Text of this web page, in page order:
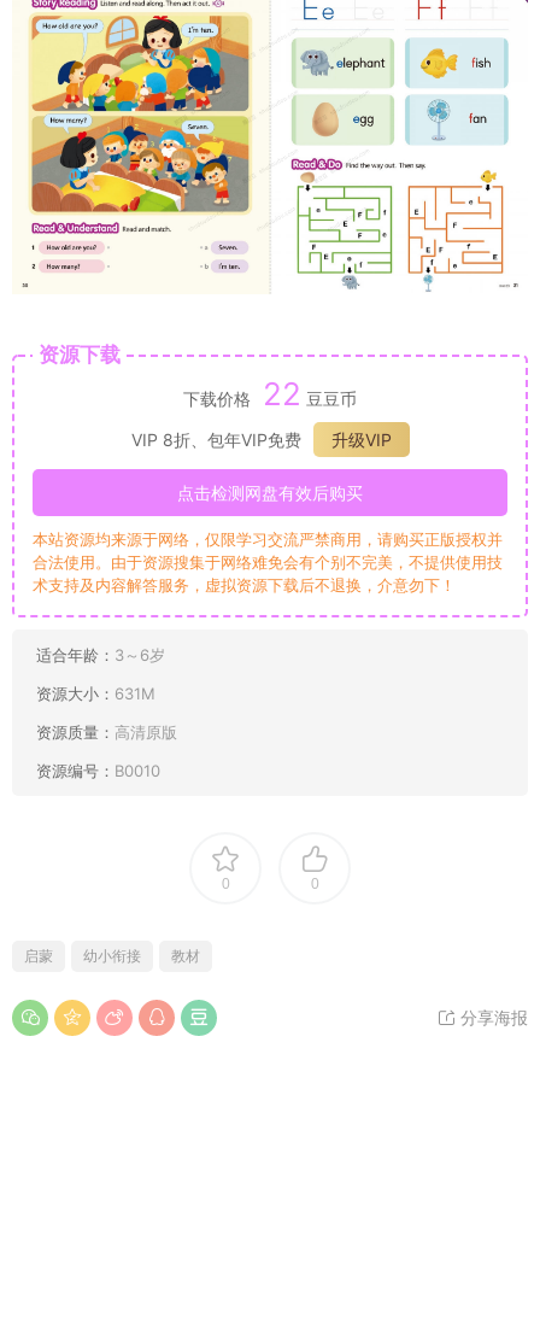
资源下载
下载价格 22 豆豆币
VIP 8折、包年VIP免费
升级VIP
点击检测网盘有效后购买
本站资源均来源于网络，仅限学习交流严禁商用，请购买正版授权并
合法使用。由于资源搜集于网络难免会有个别不完美，不提供使用技
术支持及内容解答服务，虚拟资源下载后不退换，介意勿下！
适合年龄： 3～6岁
资源大小： 631M
资源质量： 高清原版
资源编号： B0010
0 0
启蒙 幼小衔接 教材
分享海报